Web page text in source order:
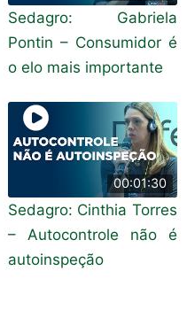
Sedagro: Gabriela
Pontin – Consumidor é
o elo mais importante
00:01:30
Sedagro: Cinthia Torres
– Autocontrole não é
autoinspeção